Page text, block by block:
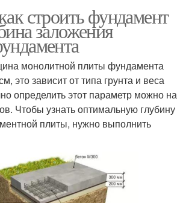
строить фундамент
заложения
монолитной плиты фундамента
это зависит от типа грунта и веса
определить этот параметр можно на
Чтобы узнать оптимальную глубину
плиты, нужно выполнить